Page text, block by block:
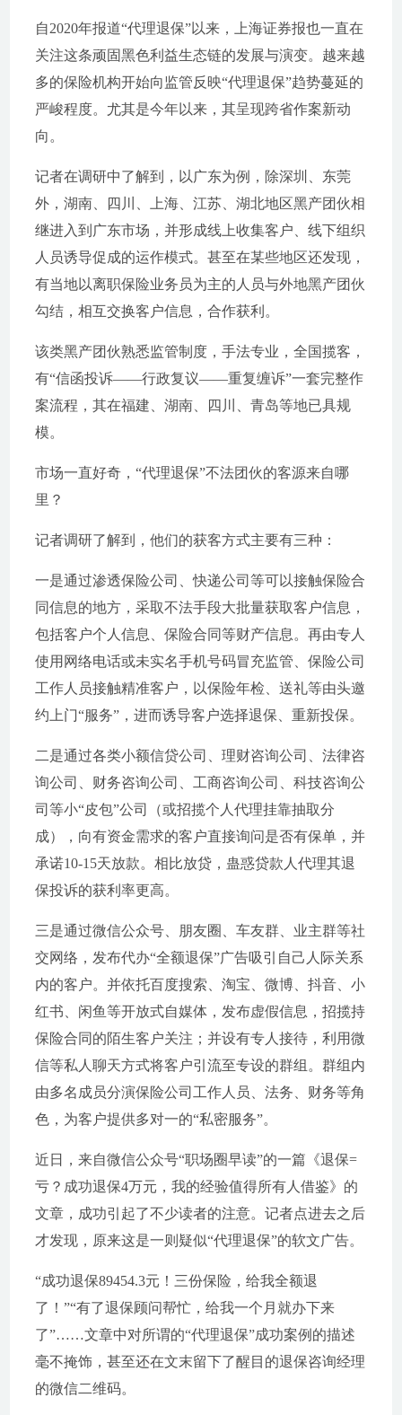
自2020年报道“代理退保”以来，上海证券报也一直在
关注这条顽固黑色利益生态链的发展与演变。越来越
多的保险机构开始向监管反映“代理退保”趋势蔓延的
严峻程度。尤其是今年以来，其呈现跨省作案新动
向。
记者在调研中了解到，以广东为例，除深圳、东莞
外，湖南、四川、上海、江苏、湖北地区黑产团伙相
继进入到广东市场，并形成线上收集客户、线下组织
人员诱导促成的运作模式。甚至在某些地区还发现，
有当地以离职保险业务员为主的人员与外地黑产团伙
勾结，相互交换客户信息，合作获利。
该类黑产团伙熟悉监管制度，手法专业，全国揽客，
有“信函投诉——行政复议——重复缠诉”一套完整作
案流程，其在福建、湖南、四川、青岛等地已具规
模。
市场一直好奇，“代理退保”不法团伙的客源来自哪
里？
记者调研了解到，他们的获客方式主要有三种：
一是通过渗透保险公司、快递公司等可以接触保险合
同信息的地方，采取不法手段大批量获取客户信息，
包括客户个人信息、保险合同等财产信息。再由专人
使用网络电话或未实名手机号码冒充监管、保险公司
工作人员接触精准客户，以保险年检、送礼等由头邀
约上门“服务”，进而诱导客户选择退保、重新投保。
二是通过各类小额信贷公司、理财咨询公司、法律咨
询公司、财务咨询公司、工商咨询公司、科技咨询公
司等小“皮包”公司（或招揽个人代理挂靠抽取分
成），向有资金需求的客户直接询问是否有保单，并
承诺10-15天放款。相比放贷，蛊惑贷款人代理其退
保投诉的获利率更高。
三是通过微信公众号、朋友圈、车友群、业主群等社
交网络，发布代办“全额退保”广告吸引自己人际关系
内的客户。并依托百度搜索、淘宝、微博、抖音、小
红书、闲鱼等开放式自媒体，发布虚假信息，招揽持
保险合同的陌生客户关注；并设有专人接待，利用微
信等私人聊天方式将客户引流至专设的群组。群组内
由多名成员分演保险公司工作人员、法务、财务等角
色，为客户提供多对一的“私密服务”。
近日，来自微信公众号“职场圈早读”的一篇《退保=
亏？成功退保4万元，我的经验值得所有人借鉴》的
文章，成功引起了不少读者的注意。记者点进去之后
才发现，原来这是一则疑似“代理退保”的软文广告。
“成功退保89454.3元！三份保险，给我全额退
了！”“有了退保顾问帮忙，给我一个月就办下来
了”……文章中对所谓的“代理退保”成功案例的描述
毫不掩饰，甚至还在文末留下了醒目的退保咨询经理
的微信二维码。